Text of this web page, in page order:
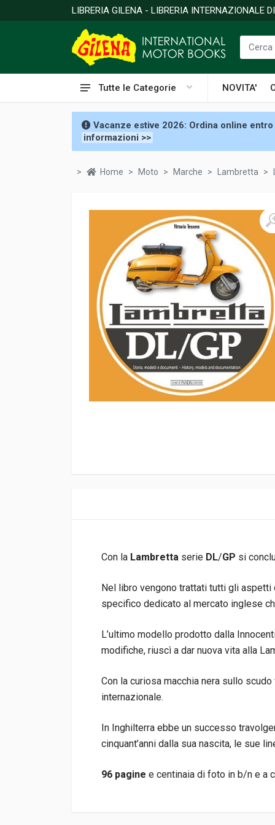
LIBRERIA GILENA - LIBRERIA INTERNAZIONALE
Tutte le Categorie NOVITA'
Vacanze estive 2026: Ordina online
informazioni >>
Home Moto Marche Lambretta
Con la Lambretta serie DL/GP si
Nel libro vengono trattati tutti gli
specifico dedicato al mercato inglese
L’ultimo modello prodotto dalla
modifiche, riuscì a dar nuova vita alla
Con la curiosa macchia nera sullo
internazionale.
In Inghilterra ebbe un successo
cinquant’anni dalla sua nascita, le sue
96 pagine e centinaia di foto in b/n e a